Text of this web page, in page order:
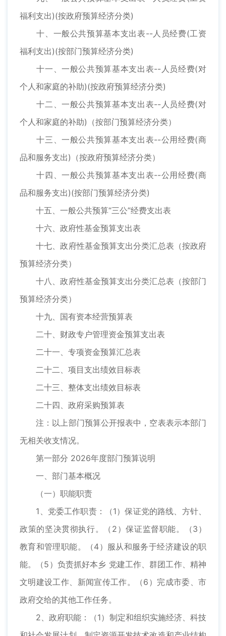
福利支出)(按政府预算经济分类)
十、一般公共预算基本支出表--人员经费(工资
福利支出)(按部门预算经济分类)
十一、一般公共预算基本支出表--人员经费(对
个人和家庭的补助)(按政府预算经济分类)
十二、一般公共预算基本支出表--人员经费(对
个人和家庭的补助)（按部门预算经济分类）
十三、一般公共预算基本支出表--公用经费(商
品和服务支出)（按政府预算经济分类）
十四、一般公共预算基本支出表--公用经费(商
品和服务支出)(按部门预算经济分类)
十五、一般公共预算“三公”经费支出表
十六、政府性基金预算支出表
十七、政府性基金预算支出分类汇总表（按政府
预算经济分类）
十八、政府性基金预算支出分类汇总表（按部门
预算经济分类）
十九、国有资本经营预算表
二十、财政专户管理资金预算支出表
二十一、专项资金预算汇总表
二十二、项目支出绩效目标表
二十三、整体支出绩效目标表
二十四、政府采购预算表
注：以上部门预算公开报表中，空表表示本部门
无相关收支情况。
第一部分 2026年度部门预算说明
一、部门基本概况
（一）职能职责
1、党委工作职责：（1）保证党的路线、方针、
政策的坚决贯彻执行。（2）保证监督职能。（3）
教育和管理职能。（4）服从和服务于经济建设的职
能。（5）负责抓好本乡 党建工作、群团工作、精神
文明建设工作、新闻宣传工作。（6）完成市委、市
政府交给的其他工作任务。
2、政府职能：（1）制定和组织实施经济、科技